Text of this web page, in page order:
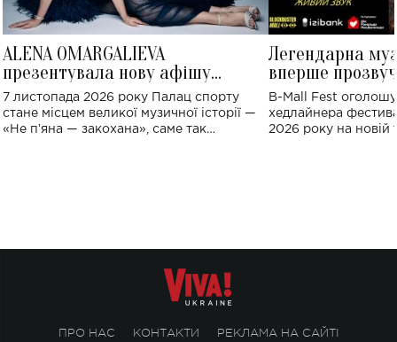
ALENA OMARGALIEVA
презентувала нову афішу
великого концерту в Палаці
спорту
7 листопада 2026 року Палац спорту
стане місцем великої музичної історії —
«Не пʼяна — закохана», саме так
Легендарна
вперше
Україні: де
B-Mall Fest
хедлайнера
2026 року на новій
ПРО НАС КОНТАКТИ РЕКЛАМА НА САЙТІ